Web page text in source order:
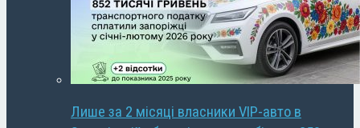
Лише за 2 місяці власники VIP-авто в